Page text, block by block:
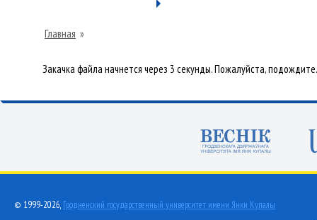
Главная »
Закачка файла начнется через 3 секунды. Пожалуйста, подождите.
© 1999-2026, Гродненский государственный университет имени Янки Купалы